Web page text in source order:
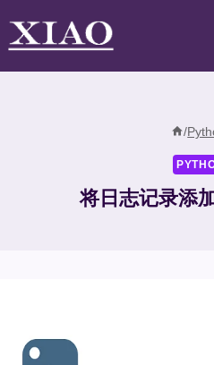
/
将日志记录添